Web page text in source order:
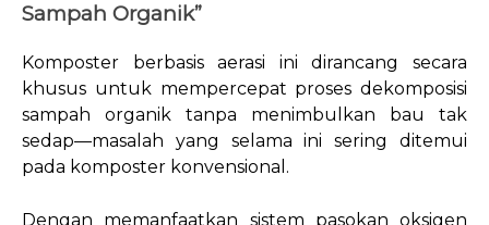
Sampah Organik”
Komposter berbasis aerasi ini dirancang secara
khusus untuk mempercepat proses dekomposisi
sampah organik tanpa menimbulkan bau tak
sedap—masalah yang selama ini sering ditemui
pada komposter konvensional.
Dengan memanfaatkan sistem pasokan oksigen